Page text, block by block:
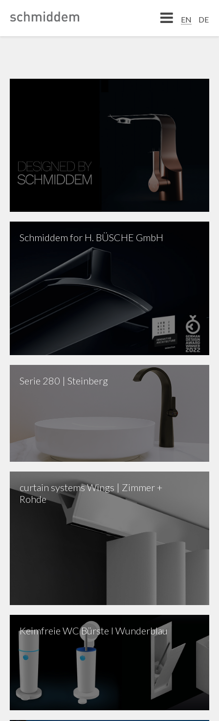
DE EN
EN DE
Schmiddem for H. BÜSCHE GmbH
Serie 280 | Steinberg
curtain systems Wings | Zimmer +
Rohde
Keimfreie WC Bürste I Wunderblau